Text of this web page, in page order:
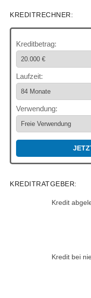
KREDITRECHNER:
Kreditbetrag:
Laufzeit:
Verwendung:
KREDITRATGEBER:
Kredit
Kredit bei